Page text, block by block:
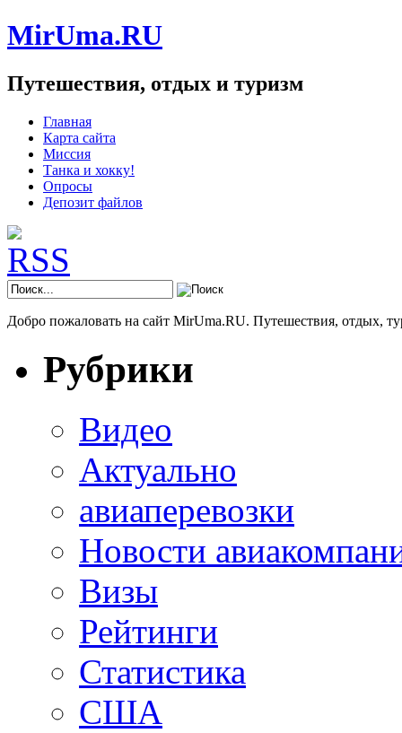
MirUma.RU
Путешествия, отдых и туризм
Главная
Карта сайта
Миссия
Танка и хокку!
Опросы
Депозит файлов
Добро пожаловать на сайт MirUma.RU. Путешествия, отдых,
Рубрики
Видео
Актуально
авиаперевозки
Новости
Визы
Рейтинги
Статистика
США